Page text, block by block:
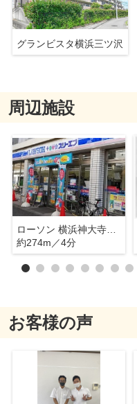
グランビスタ横浜三ツ沢
周辺施設
ローソン 横浜神大寺一丁目店
約274m／4分
お客様の声